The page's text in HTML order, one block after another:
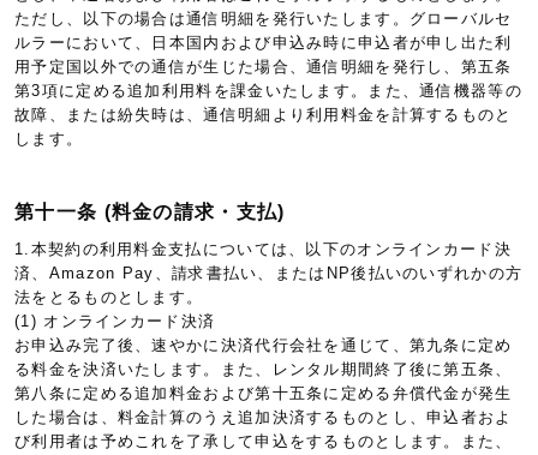
ただし、以下の場合は通信明細を発行いたします。グローバルセ
ルラーにおいて、日本国内および申込み時に申込者が申し出た利
用予定国以外での通信が生じた場合、通信明細を発行し、第五条
第3項に定める追加利用料を課金いたします。また、通信機器等の
故障、または紛失時は、通信明細より利用料金を計算するものと
します。
第十一条 (料金の請求・支払)
1.本契約の利用料金支払については、以下のオンラインカード決
済、Amazon Pay、請求書払い、またはNP後払いのいずれかの方
法をとるものとします。
(1) オンラインカード決済
お申込み完了後、速やかに決済代行会社を通じて、第九条に定め
る料金を決済いたします。また、レンタル期間終了後に第五条、
第八条に定める追加料金および第十五条に定める弁償代金が発生
した場合は、料金計算のうえ追加決済するものとし、申込者およ
び利用者は予めこれを了承して申込をするものとします。また、